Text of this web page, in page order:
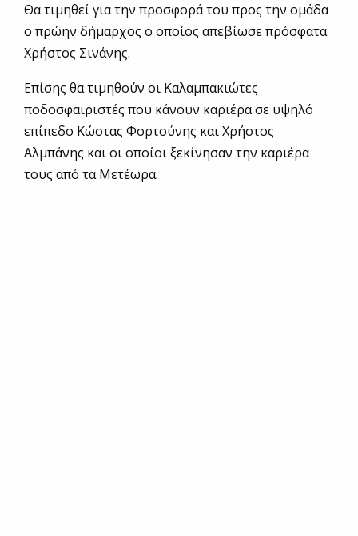
Θα τιμηθεί για την προσφορά του προς την ομάδα
ο πρώην δήμαρχος ο οποίος απεβίωσε πρόσφατα
Χρήστος Σινάνης.
Επίσης θα τιμηθούν οι Καλαμπακιώτες
ποδοσφαιριστές που κάνουν καριέρα σε υψηλό
επίπεδο Κώστας Φορτούνης και Χρήστος
Αλμπάνης και οι οποίοι ξεκίνησαν την καριέρα
τους από τα Μετέωρα.